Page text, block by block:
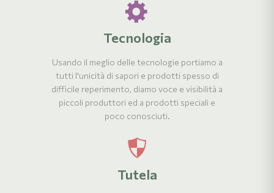
Tecnologia
Usando il meglio delle tecnologie portiamo a
tutti l'unicità di sapori e prodotti spesso di
difficile reperimento, diamo voce e visibilità a
piccoli produttori ed a prodotti speciali e
poco conosciuti.
Tutela